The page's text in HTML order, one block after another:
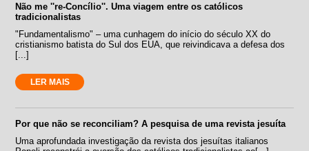
Não me ''re-Concílio''. Uma viagem entre os católicos
tradicionalistas
"Fundamentalismo" – uma cunhagem do início do século XX do
cristianismo batista do Sul dos EUA, que reivindicava a defesa dos
[...]
LER MAIS
Por que não se reconciliam? A pesquisa de uma revista jesuíta
Uma aprofundada investigação da revista dos jesuítas italianos